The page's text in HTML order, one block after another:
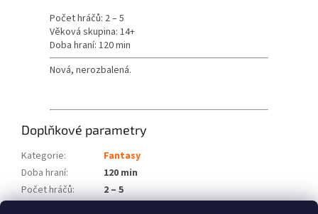
Počet hráčů: 2 – 5
Věková skupina: 14+
Doba hraní: 120 min
Nová, nerozbalená.
Doplňkové parametry
Kategorie:
Fantasy
Doba hraní:
120 min
Počet hráčů:
2 – 5